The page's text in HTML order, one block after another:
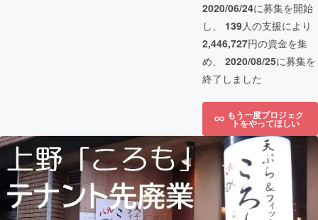
2020/06/24に募集を開始
し、 139人の支援により
2,446,727円の資金を集
め、 2020/08/25に募集を
終了しました
もう一度プロジェク
トをやってほしい